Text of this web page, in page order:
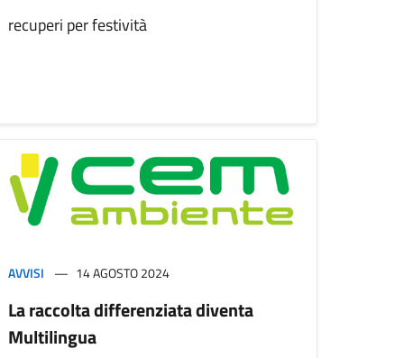
recuperi per festività
AVVISI 14 AGOSTO 2024
La raccolta differenziata diventa
Multilingua